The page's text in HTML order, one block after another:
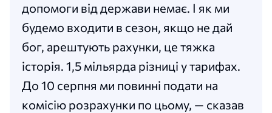
допомоги від держави немає. І як ми
будемо входити в сезон, якщо не дай
бог, арештують рахунки, це тяжка
історія. 1,5 мільярда різниці у тарифах.
До 10 серпня ми повинні подати на
комісію розрахунки по цьому, — сказав